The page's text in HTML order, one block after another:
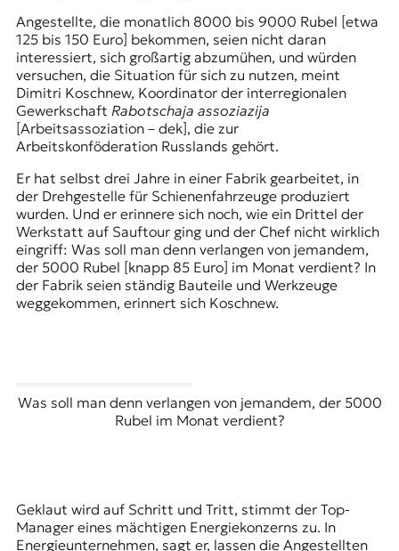
Angestellte, die monatlich 8000 bis 9000 Rubel [etwa
125 bis 150 Euro] bekommen, seien nicht daran
interessiert, sich großartig abzumühen, und würden
versuchen, die Situation für sich zu nutzen, meint
Dimitri Koschnew, Koordinator der interregionalen
Gewerkschaft Rabotschaja assoziazija
[Arbeitsassoziation – dek], die zur
Arbeitskonföderation Russlands gehört.
Er hat selbst drei Jahre in einer Fabrik gearbeitet, in
der Drehgestelle für Schienenfahrzeuge produziert
wurden. Und er erinnere sich noch, wie ein Drittel der
Werkstatt auf Sauftour ging und der Chef nicht wirklich
eingriff: Was soll man denn verlangen von jemandem,
der 5000 Rubel [knapp 85 Euro] im Monat verdient? In
der Fabrik seien ständig Bauteile und Werkzeuge
weggekommen, erinnert sich Koschnew.
Was soll man denn verlangen von jemandem, der 5000
Rubel im Monat verdient?
Geklaut wird auf Schritt und Tritt, stimmt der Top-
Manager eines mächtigen Energiekonzerns zu. In
Energieunternehmen, sagt er, lassen die Angestellten